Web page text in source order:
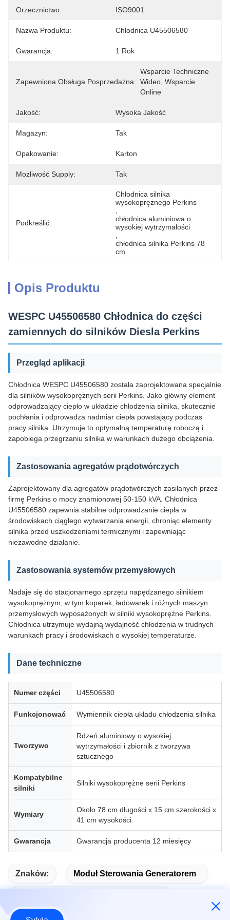
Orzecznictwo: ISO9001
Nazwa Produktu: Chłodnica U45506580
Gwarancja: 1 Rok
Zapewniona Obsługa Posprzedażna:
Wsparcie Techniczne
Wideo, Wsparcie
Online
Jakość: Wysoka Jakość
Magazyn: Tak
Opakowanie: Karton
Możliwość Supply: Tak
Podkreślić:
Chłodnica silnika
wysokoprężnego Perkins
chłodnica aluminiowa o
wysokiej wytrzymałości
chłodnica silnika Perkins 78
cm
Opis Produktu
WESPC U45506580 Chłodnica do części
zamiennych do silników Diesla Perkins
Przegląd aplikacji
Chłodnica WESPC U45506580 została zaprojektowana specjalnie
dla silników wysokoprężnych serii Perkins. Jako główny element
odprowadzający ciepło w układzie chłodzenia silnika, skutecznie
pochłania i odprowadza nadmiar ciepła powstający podczas
pracy silnika. Utrzymuje to optymalną temperaturę roboczą i
zapobiega przegrzaniu silnika w warunkach dużego obciążenia.
Zastosowania agregatów prądotwórczych
Zaprojektowany dla agregatów prądotwórczych zasilanych przez
firmę Perkins o mocy znamionowej 50-150 kVA. Chłodnica
U45506580 zapewnia stabilne odprowadzanie ciepła w
środowiskach ciągłego wytwarzania energii, chroniąc elementy
silnika przed uszkodzeniami termicznymi i zapewniając
niezawodne działanie.
Zastosowania systemów przemysłowych
Nadaje się do stacjonarnego sprzętu napędzanego silnikiem
wysokoprężnym, w tym koparek, ładowarek i różnych maszyn
przemysłowych wyposażonych w silniki wysokoprężne Perkins.
Chłodnica utrzymuje wydajną wydajność chłodzenia w trudnych
warunkach pracy i środowiskach o wysokiej temperaturze.
Dane techniczne
Numer części U45506580
Funkcjonować Wymiennik ciepła układu chłodzenia silnika
Tworzywo
Rdzeń aluminiowy o wysokiej
wytrzymałości i zbiornik z tworzywa
sztucznego
Kompatybilne
silniki
Silniki wysokoprężne serii Perkins
Wymiary
Około 78 cm długości x 15 cm szerokości x
41 cm wysokości
Gwarancja Gwarancja producenta 12 miesięcy
Znaków: Moduł Sterowania Generatorem